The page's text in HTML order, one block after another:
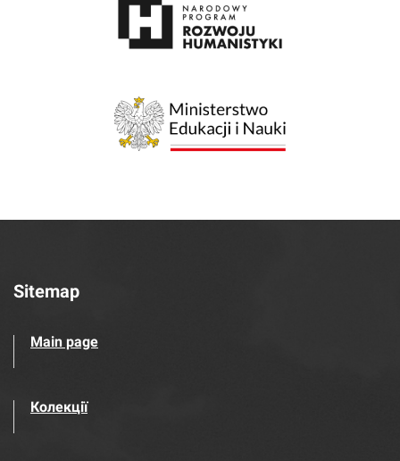
Sitemap
Main page
Колекції